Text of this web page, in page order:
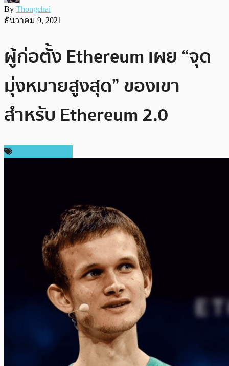
By Thongchai
ธันวาคม 9, 2021
ผู้ก่อตั้ง Ethereum เผย “จุด
มุ่งหมายสูงสุด” ของเขา
สำหรับ Ethereum 2.0